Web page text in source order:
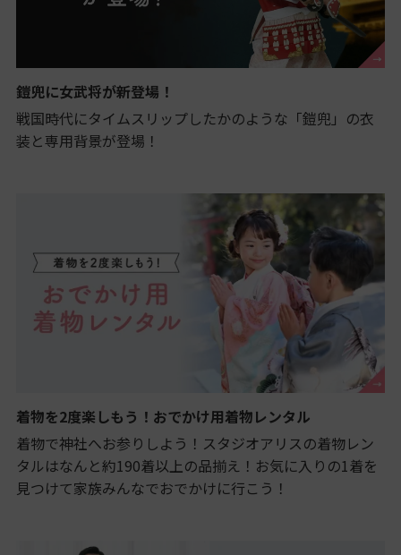
鎧兜に女武将が新登場！
戦国時代にタイムスリップしたかのような「鎧兜」の衣
装と専用背景が登場！
着物を2度楽しもう！おでかけ用着物レンタル
着物で神社へお参りしよう！スタジオアリスの着物レン
タルはなんと約190着以上の品揃え！お気に入りの1着を
見つけて家族みんなでおでかけに行こう！